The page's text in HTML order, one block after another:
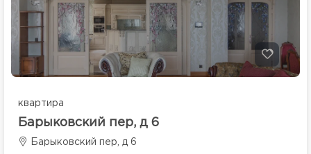
квартира
Барыковский пер, д 6
Барыковский пер, д 6